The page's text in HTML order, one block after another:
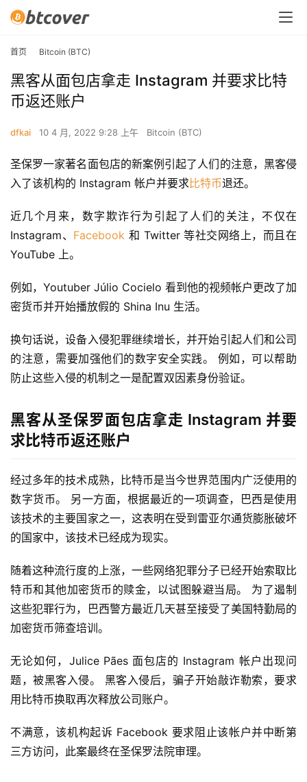
首页 Bitcoin (BTC)
黑客从面包店拿走 Instagram 并要求比特
币返还账户
dfkai 10 4 月, 2022 9:28 上午 Bitcoin (BTC)
圣保罗一家著名面包店的新案例引起了人们的注意，黑客侵
入了该机构的 Instagram 帐户并要求比特币退还。
近几个月来，数字欺诈行为引起了人们的关注，不仅在
Instagram、 Facebook 和 Twitter 等社交网络上，而且在
YouTube 上。
例如，Youtuber Júlio Cocielo 看到他的视频帐户更改了加
密货币并开始播放假的 Shina Inu 生活。
换句话说，设备入侵犯罪继续增长，并开始引起人们和公司
的注意，需要加强他们的数字安全实践。 例如，可以帮助
防止这些入侵的机制之一是配置双因素身份验证。
黑客从圣保罗面包店拿走 Instagram 并要
求比特币返还账户
经过多年的技术成熟，比特币是当今世界范围内广泛使用的
数字货币。 另一方面，根据最近的一项调查，巴西是使用
该技术的主要国家之一，这表明在受到雷亚尔通货膨胀破坏
的国家中，该技术已经成为现实。
随着这种流行度的上涨，一些网络犯罪分子已经开始索取比
特币和其他加密货币的赎金，以试图躲避当局。 为了遏制
这些犯罪行为，巴西警方最近几天甚至接受了美国特勤局的
加密货币筛查培训。
无论如何，Julice Pães 面包店的 Instagram 帐户出现问
题，被黑客入侵。 黑客入侵后，骗子开始敲诈勒索，要求
用比特币换取再次释放公司账户。
不满意，该机构起诉 Facebook 要求阻止该帐户并中断第
三方访问，此案最终在圣保罗法院审理。